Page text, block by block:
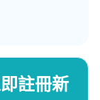
註冊新